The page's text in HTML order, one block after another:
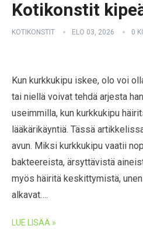
Kotikonstit
KOTIKONSTIT ELO 03, 2026 0
Kun kurkkukipu iskee, olo voi
tai niellä voivat tehdä arjesta
useimmilla, kun kurkkukipu
lääkärikäyntiä. Tässä
avun. Miksi kurkkukipu vaatii
bakteereista, ärsyttävistä
myös häiritä keskittymistä,
alkavat….
LUE LISÄÄ »